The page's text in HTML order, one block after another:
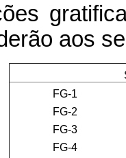
aos
FG-1
FG-2
FG-3
FG-4